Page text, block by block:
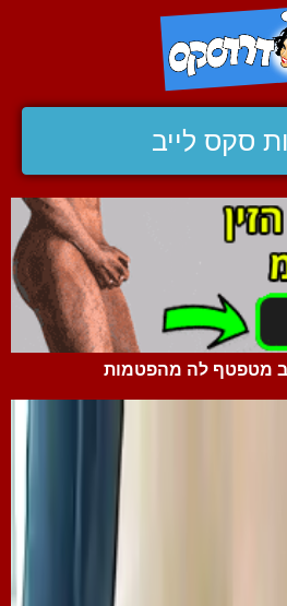
סקס לייב
מטפטף לה מהפטמות